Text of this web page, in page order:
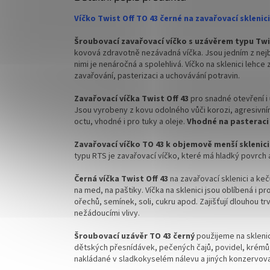
ZDE
✅ Pro výhodnější cenu kupte celý karton
✅ Víčka skladem a ihned k odeslání!
✅ Pro
✅
Víčko Twist Off TO 43 černé na zavařovací
Šroubovací zavařovací víčko s uzávěrem typu
kovová zdravotně nezávadná víčka. Jsou jedním z
nimi je nenáročná a spolehlivá. Víčko na sklenici
zavařování, pasterizaci a uchovávání potravin.
Zavařovací víčka Twist Off 43 pro snadné otevření
Jsou vyrobeny z kovu odolného vůči korozi,
octu, vhodné i pro tuky a oleje. Vhodné na pasteraci
Zavařovací víčko TO 43 k objemově menší sklenici
typu RTS je zavařovací víčko, které má hladký
Černá víčka Twist Off 43 na zavařovací sklenici a
na med, na paštiky. Víčka na sklenici jsou oblíbená i
ořechů, semínek, soli, cukru apod. Zajišťují dlouhou
nežádoucími vlivy.
Šroubovací uzávěr TO 43 černýpoužijeme na
dětských přesnídávek, pečených čajů, povidel,
nakládané v sladkokyselém nálevu a jiných